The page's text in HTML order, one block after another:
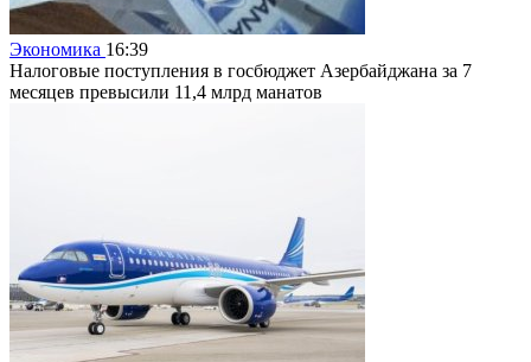
Экономика 16:39
Налоговые поступления в госбюджет Азербайджана за 7
месяцев превысили 11,4 млрд манатов